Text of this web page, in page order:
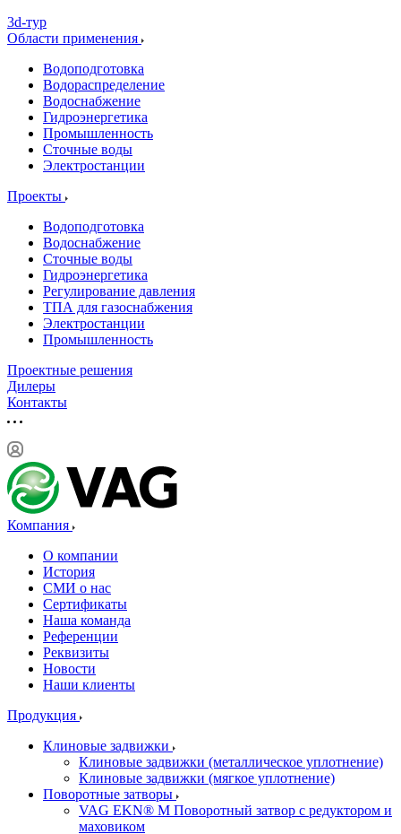
3d-тур
Области применения
Водоподготовка
Водораспределение
Водоснабжение
Гидроэнергетика
Промышленность
Сточные воды
Электростанции
Проекты
Водоподготовка
Водоснабжение
Сточные воды
Гидроэнергетика
Регулирование давления
ТПА для газоснабжения
Электростанции
Промышленность
Проектные решения
Дилеры
Контакты
Компания
О компании
История
СМИ о нас
Cертификаты
Наша команда
Референции
Реквизиты
Новости
Наши клиенты
Продукция
Клиновые задвижки
Клиновые задвижки (металлическое уплотнение)
Клиновые задвижки (мягкое уплотнение)
Поворотные затворы
VAG EKN® M Поворотный затвор с редуктором и
маховиком